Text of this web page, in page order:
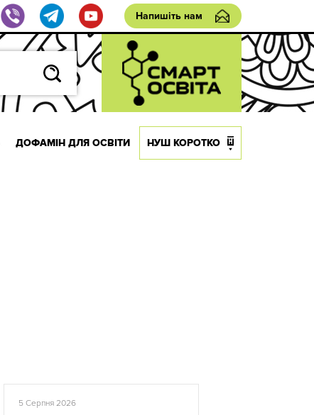
Напишіть нам
ДОФАМІН ДЛЯ ОСВІТИ НУШ КОРОТКО
5 Серпня 2026